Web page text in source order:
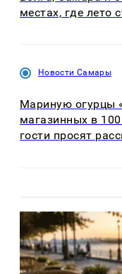
местах, где лето
Новости Самары
Мариную огурцы
магазинных в 100
гости просят